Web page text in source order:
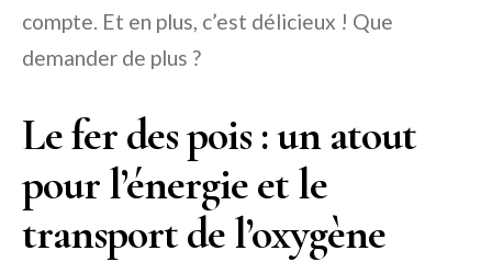
compte. Et en plus, c’est délicieux ! Que
demander de plus ?
Le fer des pois : un atout
pour l’énergie et le
transport de l’oxygène